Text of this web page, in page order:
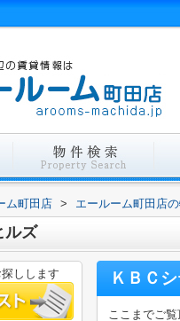
ム町田店 > エールーム町田店
ルズ
ＫＢＣ
ここまでご
しします